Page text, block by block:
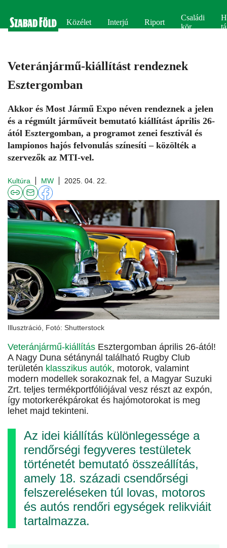
Közélet Interjú Riport
Családi
kör
Veteránjármű-kiállítást rendeznek
Esztergomban
Akkor és Most Jármű Expo néven rendeznek a jelen
és a régmúlt járműveit bemutató kiállítást április 26-
ától Esztergomban, a programot zenei fesztivál és
lampionos hajós felvonulás színesíti – közölték a
szervezők az MTI-vel.
Kultúra MW 2025. 04. 22.
Illusztráció, Fotó: Shutterstock
Veteránjármű-kiállítás Esztergomban április 26-ától!
A Nagy Duna sétánynál található Rugby Club
területén klasszikus autók, motorok, valamint
modern modellek sorakoznak fel, a Magyar Suzuki
Zrt. teljes termékportfóliójával vesz részt az expón,
így motorkerékpárokat és hajómotorokat is meg
lehet majd tekinteni.
Az idei kiállítás különlegessége a
rendőrségi fegyveres testületek
történetét bemutató összeállítás,
amely 18. századi csendőrségi
felszereléseken túl lovas, motoros
és autós rendőri egységek relikviáit
tartalmazza.